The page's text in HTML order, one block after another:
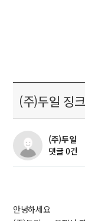
(주)두일 징
(주)두일
댓글 0건
안녕하세요